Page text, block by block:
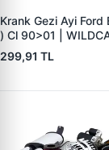
Krank Gezi Ayi Ford
) Cl 90>01 |
9003(2) | OEM
VPW 95084A
299,91 TL